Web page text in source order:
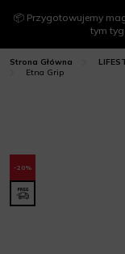
📦 Przygotowujemy
tym
Strona Główna
Etna Grip
-20%